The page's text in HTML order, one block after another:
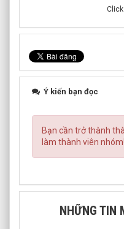
Ý kiến bạn đọc
Bạn cần trở thành
làm thành viên nhóm!
NHỮNG TIN